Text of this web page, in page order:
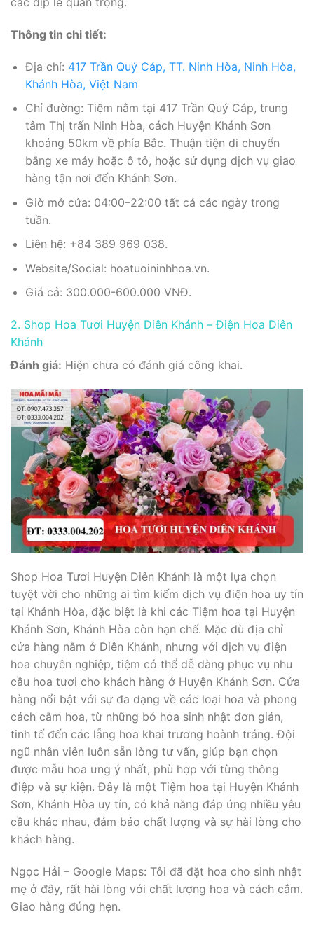
Thông tin chi tiết:
Địa chỉ: 417 Trần Quý Cáp, TT. Ninh Hòa, Ninh Hòa,
Khánh Hòa, Việt Nam
Chỉ đường: Tiệm nằm tại 417 Trần Quý Cáp, trung
tâm Thị trấn Ninh Hòa, cách Huyện Khánh Sơn
khoảng 50km về phía Bắc. Thuận tiện di chuyển
bằng xe máy hoặc ô tô, hoặc sử dụng dịch vụ giao
hàng tận nơi đến Khánh Sơn.
Giờ mở cửa: 04:00–22:00 tất cả các ngày trong
tuần.
Liên hệ: +84 389 969 038.
Website/Social: hoatuoininhhoa.vn.
Giá cả: 300.000-600.000 VNĐ.
2. Shop Hoa Tươi Huyện Diên Khánh – Điện Hoa Diên
Khánh
Đánh giá: Hiện chưa có đánh giá công khai.
Shop Hoa Tươi Huyện Diên Khánh là một lựa chọn
tuyệt vời cho những ai tìm kiếm dịch vụ điện hoa uy tín
tại Khánh Hòa, đặc biệt là khi các Tiệm hoa tại Huyện
Khánh Sơn, Khánh Hòa còn hạn chế. Mặc dù địa chỉ
cửa hàng nằm ở Diên Khánh, nhưng với dịch vụ điện
hoa chuyên nghiệp, tiệm có thể dễ dàng phục vụ nhu
cầu hoa tươi cho khách hàng ở Huyện Khánh Sơn. Cửa
hàng nổi bật với sự đa dạng về các loại hoa và phong
cách cắm hoa, từ những bó hoa sinh nhật đơn giản,
tinh tế đến các lẵng hoa khai trương hoành tráng. Đội
ngũ nhân viên luôn sẵn lòng tư vấn, giúp bạn chọn
được mẫu hoa ưng ý nhất, phù hợp với từng thông
điệp và sự kiện. Đây là một Tiệm hoa tại Huyện Khánh
Sơn, Khánh Hòa uy tín, có khả năng đáp ứng nhiều yêu
cầu khác nhau, đảm bảo chất lượng và sự hài lòng cho
khách hàng.
Ngọc Hải – Google Maps: Tôi đã đặt hoa cho sinh nhật
mẹ ở đây, rất hài lòng với chất lượng hoa và cách cắm.
Giao hàng đúng hẹn.